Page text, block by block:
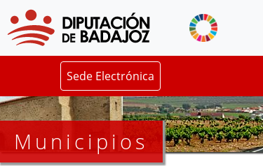
Sede Electrónica
Municipios